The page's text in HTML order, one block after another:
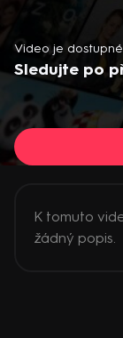
Video je
Sledujte po
K tomuto
žádný popis.